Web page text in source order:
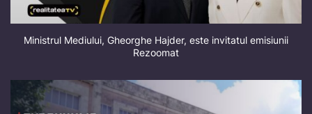
Ministrul Mediului, Gheorghe Hajder, este invitatul emisiunii
Rezoomat